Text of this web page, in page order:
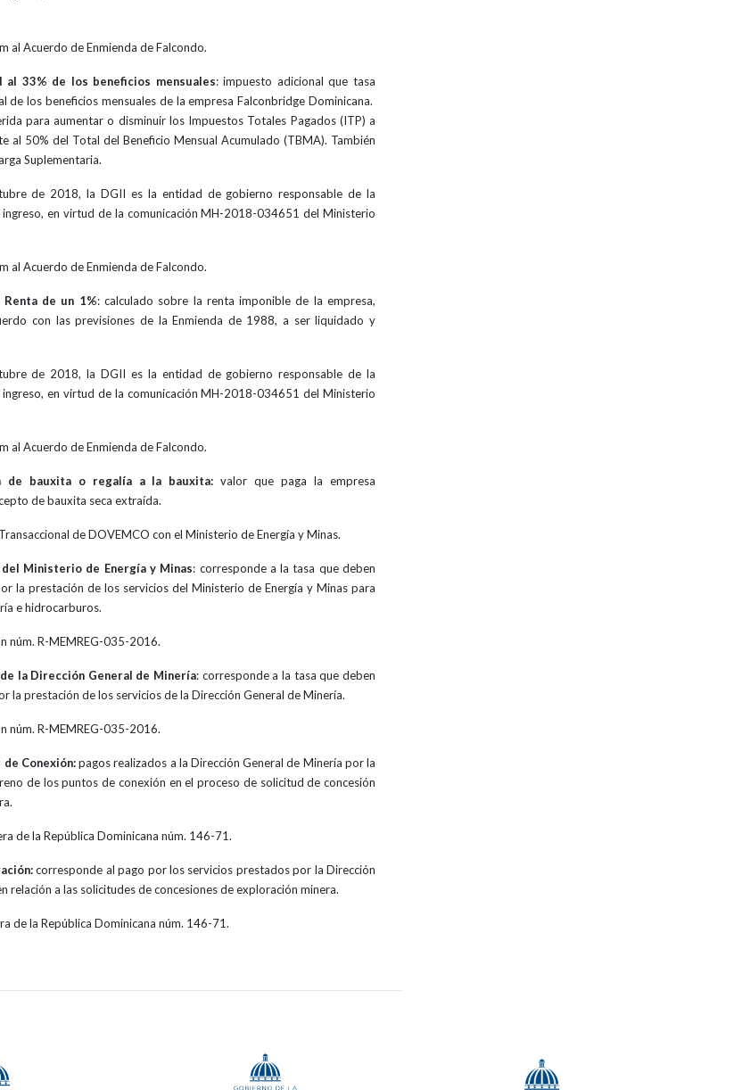
al Acuerdo de Enmienda de Falcondo.
al 33% de los beneficios mensuales: impuesto adicional que tasa
de los beneficios mensuales de la empresa Falconbridge Dominicana.
para aumentar o disminuir los Impuestos Totales Pagados (ITP) a
al 50% del Total del Beneficio Mensual Acumulado (TBMA). También
Suplementaria.
de 2018, la DGII es la entidad de gobierno responsable de la
ingreso, en virtud de la comunicación MH-2018-034651 del Ministerio
al Acuerdo de Enmienda de Falcondo.
de un 1%: calculado sobre la renta imponible de la empresa,
con las previsiones de la Enmienda de 1988, a ser liquidado y
de 2018, la DGII es la entidad de gobierno responsable de la
ingreso, en virtud de la comunicación MH-2018-034651 del Ministerio
al Acuerdo de Enmienda de Falcondo.
de bauxita o regalía a la bauxita: valor que paga la empresa
de bauxita seca extraída.
de DOVEMCO con el Ministerio de Energía y Minas.
Ministerio de Energía y Minas: corresponde a la tasa que deben
la prestación de los servicios del Ministerio de Energía y Minas para
e hidrocarburos.
núm. R-MEMREG-035-2016.
la Dirección General de Minería: corresponde a la tasa que deben
la prestación de los servicios de la Dirección General de Minería.
núm. R-MEMREG-035-2016.
Conexión:pagos realizados a la Dirección General de Minería por la
de los puntos de conexión en el proceso de solicitud de concesión
de la República Dominicana núm. 146-71.
corresponde al pago por los servicios prestados por la Dirección
relación a las solicitudes de concesiones de exploración minera.
de la República Dominicana núm. 146-71.